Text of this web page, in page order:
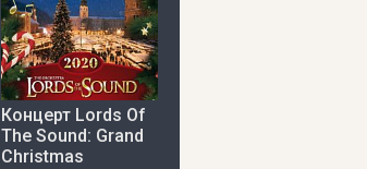
Концерт Lords Of
The Sound: Grand
Christmas